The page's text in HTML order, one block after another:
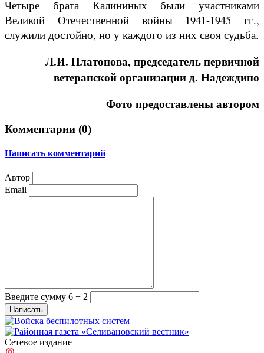
Четыре брата Калининых были участниками
Великой Отечественной войны 1941-1945 гг.,
служили достойно, но у каждого из них своя судьба.
Л.И. Платонова, председатель первичной
ветеранской организации д. Надеждино
Фото предоставлены автором
Комментарии (0)
Написать комментарий
Автор
Email
Введите сумму 6 + 2
Сетевое издание